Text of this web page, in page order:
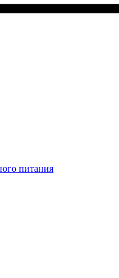
питания